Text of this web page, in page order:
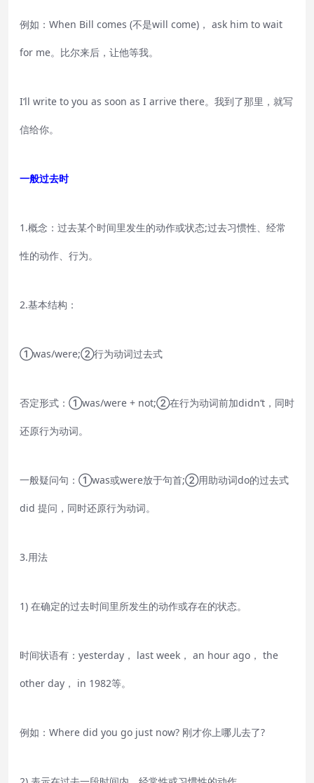
例如：When Bill comes (不是will come)， ask him to wait
for me。比尔来后，让他等我。
I‘ll write to you as soon as I arrive there。我到了那里，就写
信给你。
一般过去时
1.概念：过去某个时间里发生的动作或状态;过去习惯性、经常
性的动作、行为。
2.基本结构：
①was/were;②行为动词过去式
否定形式：①was/were + not;②在行为动词前加didn‘t，同时
还原行为动词。
一般疑问句：①was或were放于句首;②用助动词do的过去式
did 提问，同时还原行为动词。
3.用法
1) 在确定的过去时间里所发生的动作或存在的状态。
时间状语有：yesterday， last week， an hour ago， the
other day， in 1982等。
例如：Where did you go just now? 刚才你上哪儿去了?